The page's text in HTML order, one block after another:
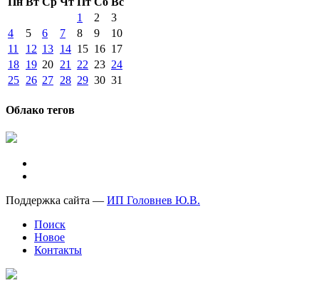
1
2
3
4
5 6 7 8 9
10
11
12 13 14 15 16 17
18 19 20 21 22 23 24
25 26 27 28 29 30 31
Облако тегов
Поддержка сайта — ИП Головнев Ю.В.
Поиск
Новое
Контакты